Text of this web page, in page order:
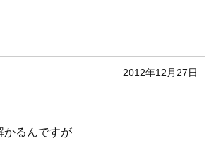
2012年12月27日
るんですが